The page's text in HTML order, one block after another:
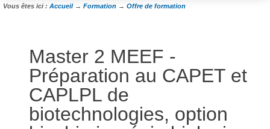
Vous êtes ici : Accueil→ Formation → Offre de formation
Master 2 MEEF -
Préparation au CAPET et
CAPLPL de
biotechnologies, option